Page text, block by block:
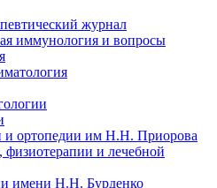
журнал
иммунология и вопросы
и ортопедии им Н.Н. Приорова
и лечебной
имени Н.Н. Бурденко